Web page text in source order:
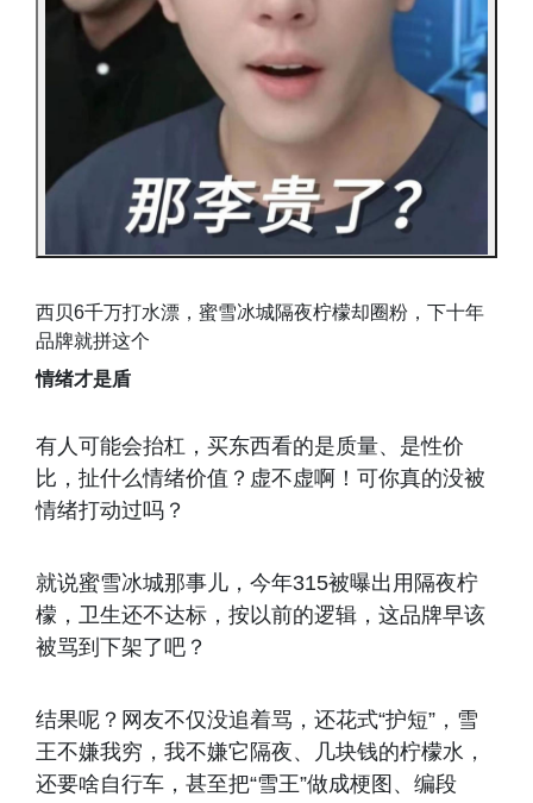
西贝6千万打水漂，蜜雪冰城隔夜柠檬却圈粉，下十年
品牌就拼这个
情绪才是盾
有人可能会抬杠，买东西看的是质量、是性价
比，扯什么情绪价值？虚不虚啊！可你真的没被
情绪打动过吗？
就说蜜雪冰城那事儿，今年315被曝出用隔夜柠
檬，卫生还不达标，按以前的逻辑，这品牌早该
被骂到下架了吧？
结果呢？网友不仅没追着骂，还花式“护短”，雪
王不嫌我穷，我不嫌它隔夜、几块钱的柠檬水，
还要啥自行车，甚至把“雪王”做成梗图、编段